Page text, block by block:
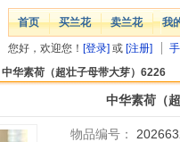
首页 买兰花 卖兰花 我
您好，欢迎您！ [登录] 或 [注册]
中华素荷（超壮子母带大芽）6226
中华素荷（
物品编号：